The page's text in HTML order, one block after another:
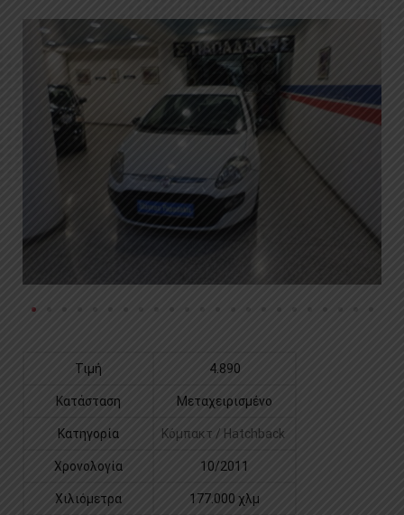
Τιμή 4.890
Κατάσταση Μεταχειρισμένο
Κατηγορία Κόμπακτ / Hatchback
Χρονολογία 10/2011
Χιλιόμετρα 177.000 χλμ